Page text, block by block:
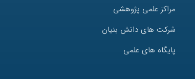
مراکز علمی پژوهشی
شرکت های دانش بنیان
پایگاه های علمی